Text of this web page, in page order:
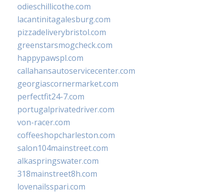
odieschillicothe.com
lacantinitagalesburg.com
pizzadeliverybristol.com
greenstarsmogcheck.com
happypawspl.com
callahansautoservicecenter.com
georgiascornermarket.com
perfectfit24-7.com
portugalprivatedriver.com
von-racer.com
coffeeshopcharleston.com
salon104mainstreet.com
alkaspringswater.com
318mainstreet8h.com
lovenailsspari.com